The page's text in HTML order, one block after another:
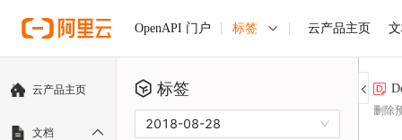
OpenAPI 门户 标签 云产品主页
云产品主页
文档
标签
2018-08-28
删除